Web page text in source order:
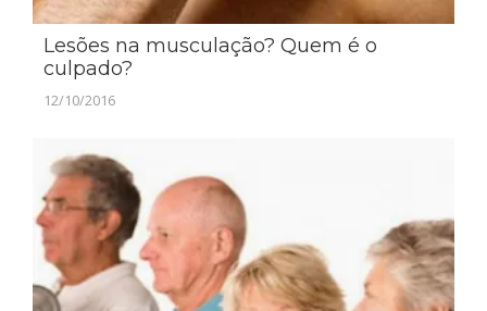
Lesões na musculação? Quem é o
culpado?
12/10/2016